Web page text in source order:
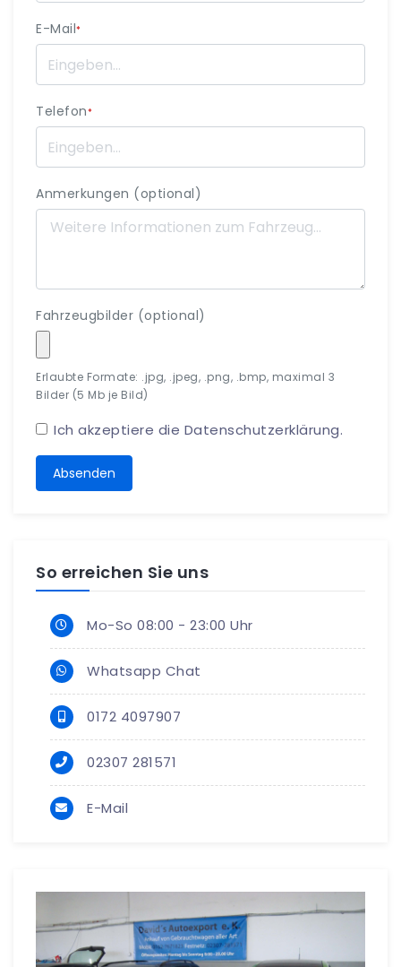
E-Mail*
Telefon*
Anmerkungen (optional)
Fahrzeugbilder (optional)
Erlaubte Formate: .jpg, .jpeg, .png, .bmp, maximal 3
Bilder (5 Mb je Bild)
Ich akzeptiere die Datenschutzerklärung.
Absenden
So erreichen Sie uns
Mo-So 08:00 - 23:00 Uhr
Whatsapp Chat
0172 4097907
02307 281571
E-Mail